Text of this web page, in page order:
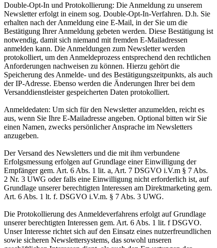
Double-Opt-In und Protokollierung: Die Anmeldung zu unserem
Newsletter erfolgt in einem sog. Double-Opt-In-Verfahren. D.h. Sie
erhalten nach der Anmeldung eine E-Mail, in der Sie um die
Bestätigung Ihrer Anmeldung gebeten werden. Diese Bestätigung ist
notwendig, damit sich niemand mit fremden E-Mailadressen
anmelden kann. Die Anmeldungen zum Newsletter werden
protokolliert, um den Anmeldeprozess entsprechend den rechtlichen
Anforderungen nachweisen zu können. Hierzu gehört die
Speicherung des Anmelde- und des Bestätigungszeitpunkts, als auch
der IP-Adresse. Ebenso werden die Änderungen Ihrer bei dem
Versanddienstleister gespeicherten Daten protokolliert.
Anmeldedaten: Um sich für den Newsletter anzumelden, reicht es
aus, wenn Sie Ihre E-Mailadresse angeben. Optional bitten wir Sie
einen Namen, zwecks persönlicher Ansprache im Newsletters
anzugeben.
Der Versand des Newsletters und die mit ihm verbundene
Erfolgsmessung erfolgen auf Grundlage einer Einwilligung der
Empfänger gem. Art. 6 Abs. 1 lit. a, Art. 7 DSGVO i.V.m § 7 Abs.
2 Nr. 3 UWG oder falls eine Einwilligung nicht erforderlich ist, auf
Grundlage unserer berechtigten Interessen am Direktmarketing gem.
Art. 6 Abs. 1 lt. f. DSGVO i.V.m. § 7 Abs. 3 UWG.
Die Protokollierung des Anmeldeverfahrens erfolgt auf Grundlage
unserer berechtigten Interessen gem. Art. 6 Abs. 1 lit. f DSGVO.
Unser Interesse richtet sich auf den Einsatz eines nutzerfreundlichen
sowie sicheren Newslettersystems, das sowohl unseren